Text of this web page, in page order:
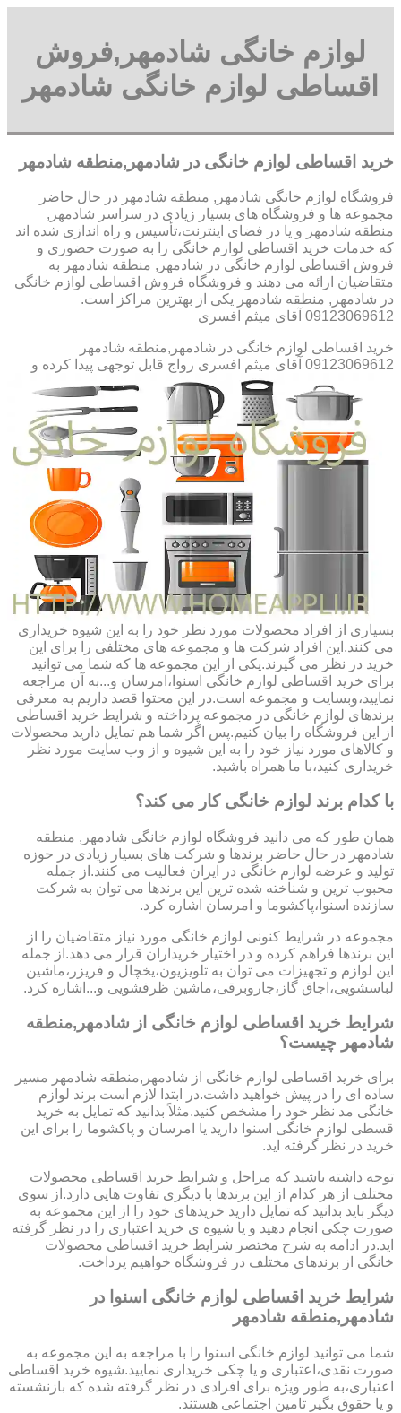
لوازم خانگی شادمهر,فروش
اقساطی لوازم خانگی شادمهر
خرید اقساطی لوازم خانگی در شادمهر,منطقه شادمهر
فروشگاه لوازم خانگی شادمهر, منطقه شادمهر در حال حاضر
مجموعه ها و فروشگاه های بسیار زیادی در سراسر شادمهر,
منطقه شادمهر و یا در فضای اینترنت،تأسیس و راه اندازی شده اند
که خدمات خرید اقساطی لوازم خانگی را به صورت حضوری و
فروش اقساطی لوازم خانگی در شادمهر, منطقه شادمهر به
متقاضیان ارائه می دهند و فروشگاه فروش اقساطی لوازم خانگی
در شادمهر, منطقه شادمهر یکی از بهترین مراکز است.
09123069612 آقای میثم افسری
خرید اقساطی لوازم خانگی در شادمهر,منطقه شادمهر
09123069612 آقای میثم افسری
رواج قابل توجهی پیدا کرده و
بسیاری از افراد محصولات مورد نظر خود را به این شیوه خریداری
می کنند.این افراد شرکت ها و مجموعه های مختلفی را برای این
خرید در نظر می گیرند.یکی از این مجموعه ها که شما می توانید
برای خرید اقساطی لوازم خانگی اسنوا،امرسان و...به آن مراجعه
نمایید،وبسایت و مجموعه است.در این محتوا قصد داریم به معرفی
برندهای لوازم خانگی در مجموعه پرداخته و شرایط خرید اقساطی
از این فروشگاه را بیان کنیم.پس اگر شما هم تمایل دارید محصولات
و کالاهای مورد نیاز خود را به این شیوه و از وب سایت مورد نظر
خریداری کنید،با ما همراه باشید.
با کدام برند لوازم خانگی کار می کند؟
همان طور که می دانید فروشگاه لوازم خانگی شادمهر, منطقه
شادمهر در حال حاضر برندها و شرکت های بسیار زیادی در حوزه
تولید و عرضه لوازم خانگی در ایران فعالیت می کنند.از جمله
محبوب ترین و شناخته شده ترین این برندها می توان به شرکت
سازنده اسنوا،پاکشوما و امرسان اشاره کرد.
مجموعه در شرایط کنونی لوازم خانگی مورد نیاز متقاضیان را از
این برندها فراهم کرده و در اختیار خریداران قرار می دهد.از جمله
این لوازم و تجهیزات می توان به تلویزیون،یخچال و فریزر،ماشین
لباسشویی،اجاق گاز،جاروبرقی،ماشین ظرفشویی و...اشاره کرد.
شرایط خرید اقساطی لوازم خانگی از شادمهر,منطقه
شادمهر چیست؟
برای خرید اقساطی لوازم خانگی از شادمهر,منطقه شادمهر مسیر
ساده ای را در پیش خواهید داشت.در ابتدا لازم است برند لوازم
خانگی مد نظر خود را مشخص کنید.مثلاً بدانید که تمایل به خرید
قسطی لوازم خانگی اسنوا دارید یا امرسان و پاکشوما را برای این
خرید در نظر گرفته اید.
توجه داشته باشید که مراحل و شرایط خرید اقساطی محصولات
مختلف از هر کدام از این برندها با دیگری تفاوت هایی دارد.از سوی
دیگر باید بدانید که تمایل دارید خریدهای خود را از این مجموعه به
صورت چکی انجام دهید و یا شیوه ی خرید اعتباری را در نظر گرفته
اید.در ادامه به شرح مختصر شرایط خرید اقساطی محصولات
خانگی از برندهای مختلف در فروشگاه خواهیم پرداخت.
شرایط خرید اقساطی لوازم خانگی اسنوا در
شادمهر,منطقه شادمهر
شما می توانید لوازم خانگی اسنوا را با مراجعه به این مجموعه به
صورت نقدی،اعتباری و یا چکی خریداری نمایید.شیوه خرید اقساطی
اعتباری،به طور ویژه برای افرادی در نظر گرفته شده که بازنشسته
و یا حقوق بگیر تامین اجتماعی هستند.